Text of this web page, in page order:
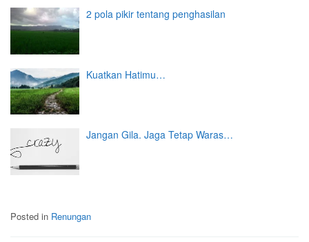
2 pola pikir tentang penghasilan
Kuatkan Hatimu…
Jangan Gila. Jaga Tetap Waras…
Posted in Renungan